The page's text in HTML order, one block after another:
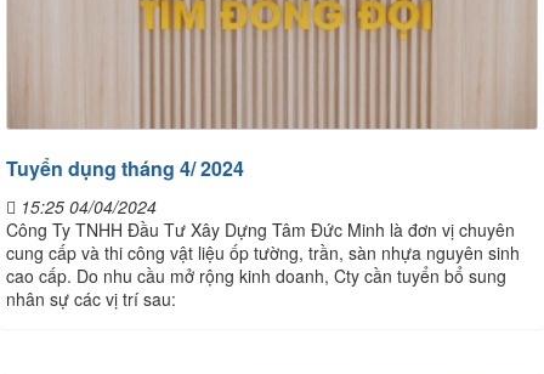
Tuyển dụng tháng 4/ 2024
15:25 04/04/2024
Công Ty TNHH Đầu Tư Xây Dựng Tâm Đức Minh là đơn vị chuyên
cung cấp và thi công vật liệu ốp tường, trần, sàn nhựa nguyên sinh
cao cấp. Do nhu cầu mở rộng kinh doanh, Cty cần tuyển bổ sung
nhân sự các vị trí sau: